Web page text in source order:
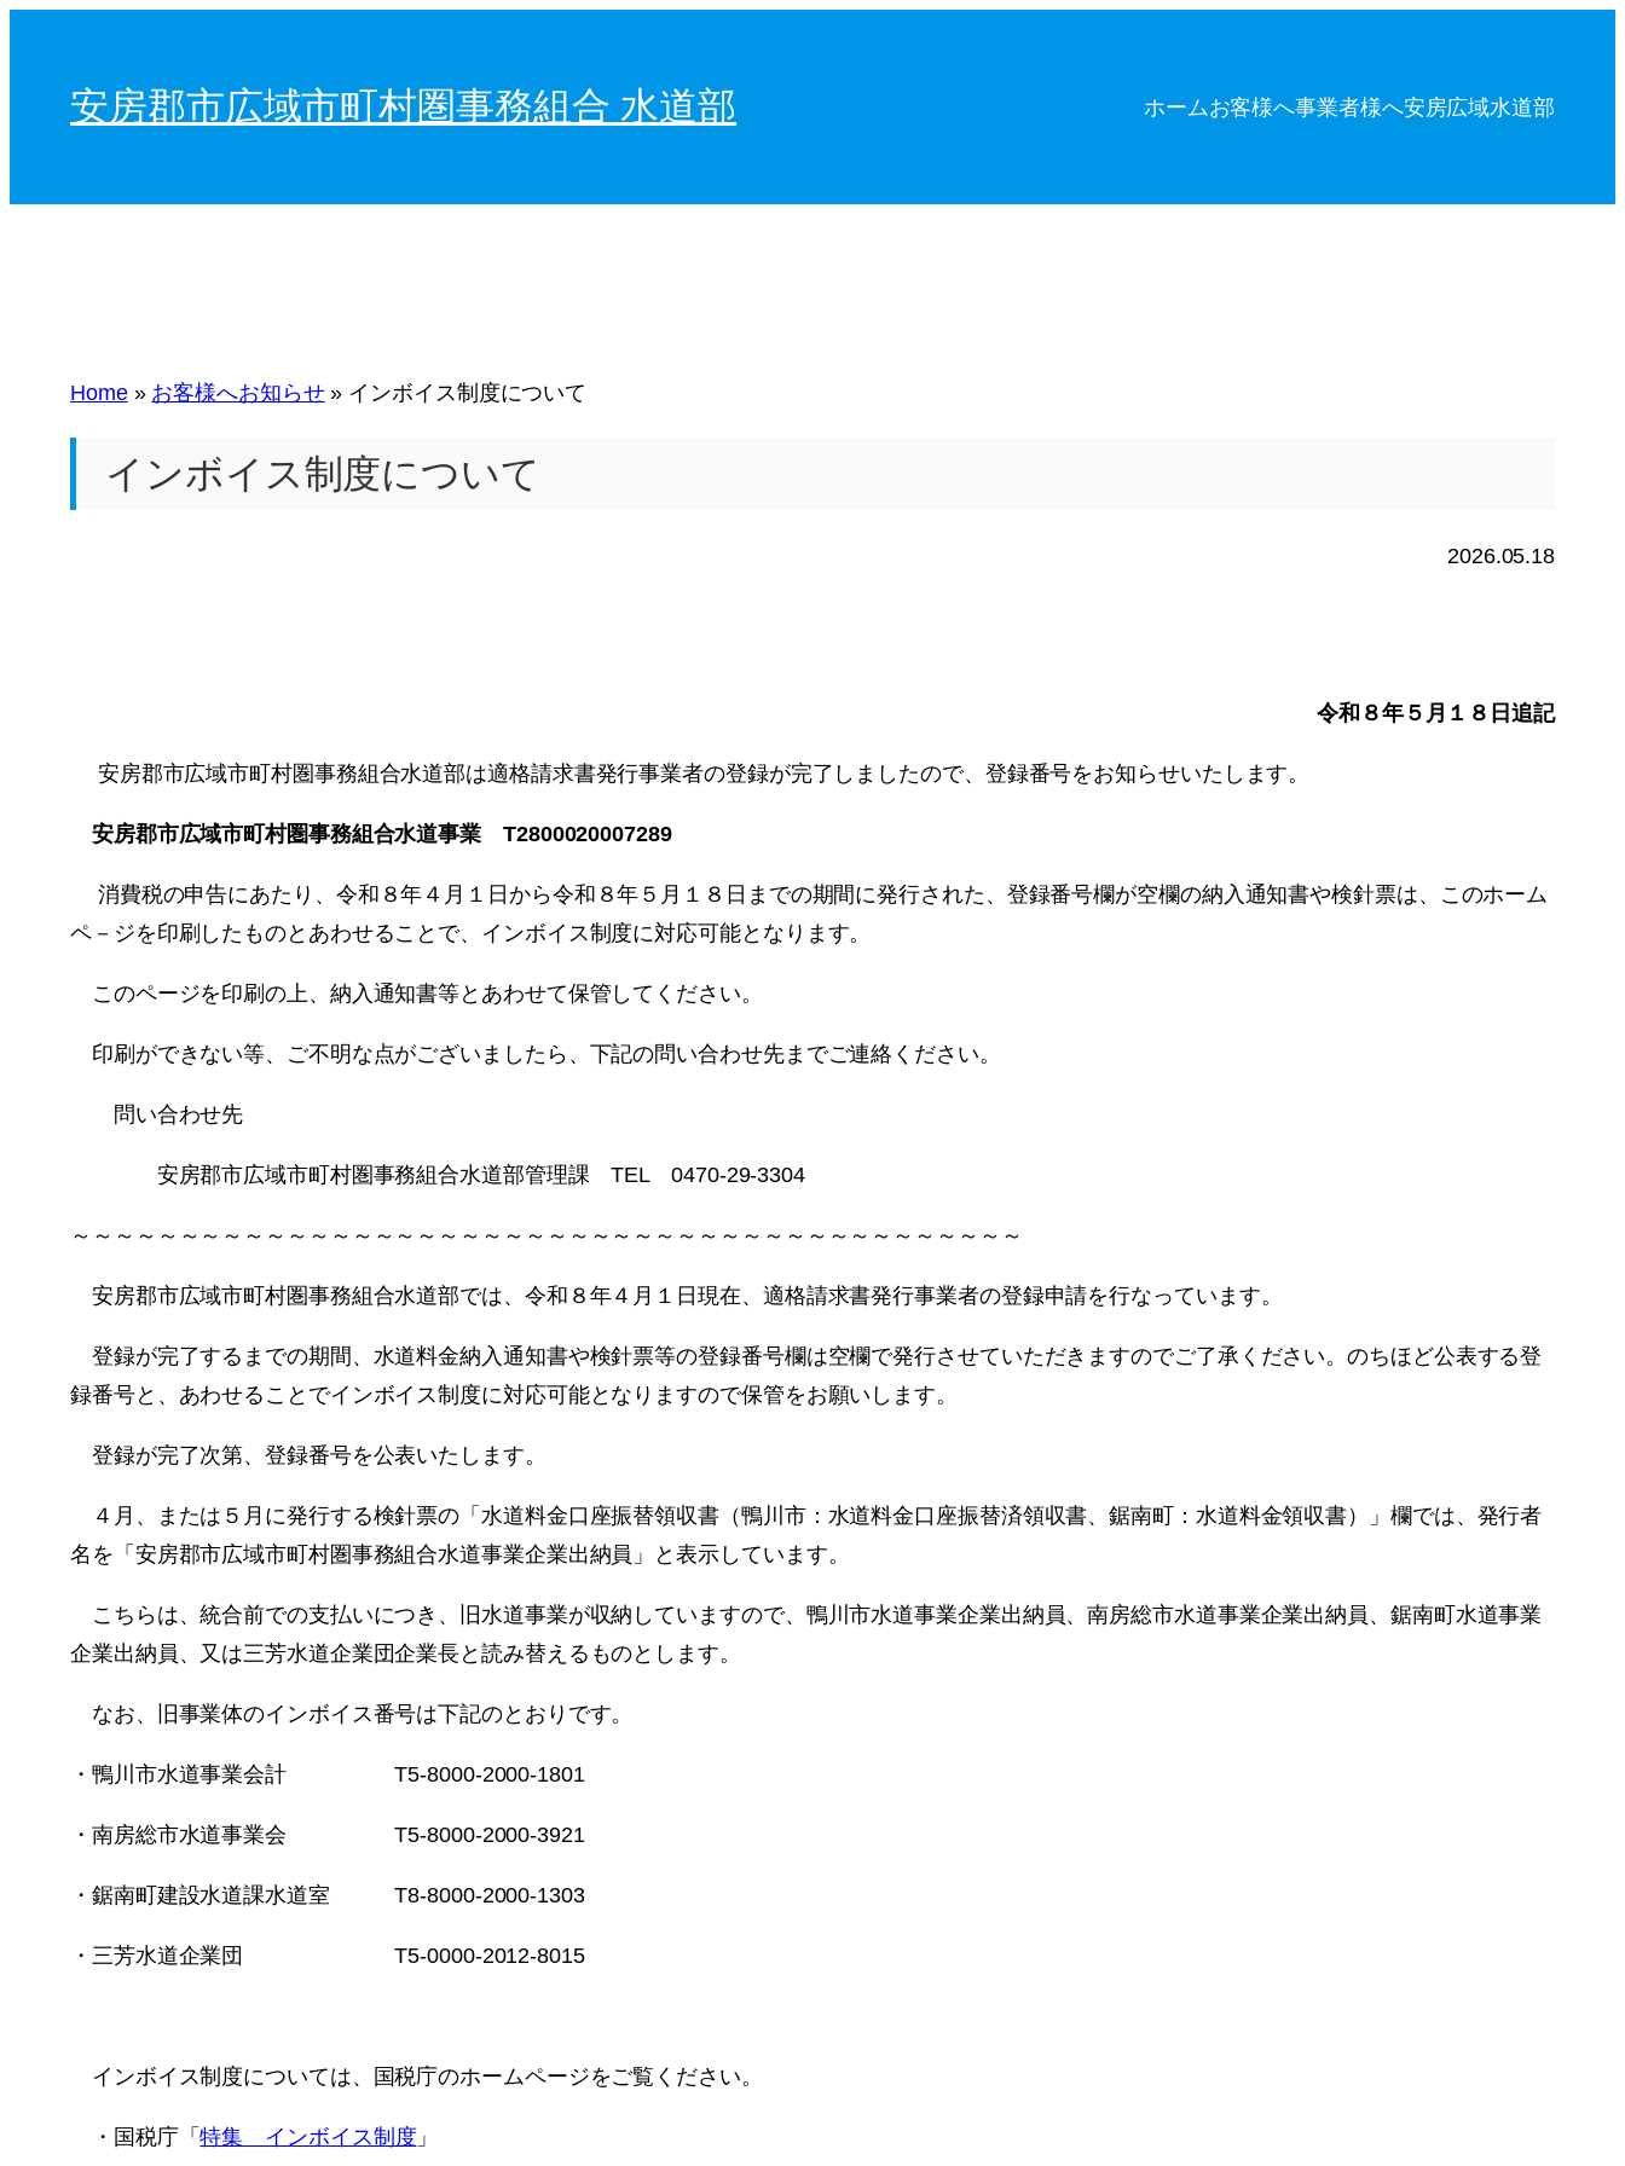
安房郡市広域市町村圏事務組合 水道部 ホームお客様へ事業者様へ安房広域水道部
Home » お客様へお知らせ » インボイス制度について
インボイス制度について
2026.05.18
令和８年５月１８日追記
安房郡市広域市町村圏事務組合水道部は適格請求書発行事業者の登録が完了しましたので、登録番号をお知らせいたします。
安房郡市広域市町村圏事務組合水道事業 T2800020007289
消費税の申告にあたり、令和８年４月１日から令和８年５月１８日までの期間に発行された、登録番号欄が空欄の納入通知書や検針票は、このホーム
ペ－ジを印刷したものとあわせることで、インボイス制度に対応可能となります。
このページを印刷の上、納入通知書等とあわせて保管してください。
印刷ができない等、ご不明な点がございましたら、下記の問い合わせ先までご連絡ください。
問い合わせ先
安房郡市広域市町村圏事務組合水道部管理課 TEL 0470-29-3304
～～～～～～～～～～～～～～～～～～～～～～～～～～～～～～～～～～～～～～～～～～～～
安房郡市広域市町村圏事務組合水道部では、令和８年４月１日現在、適格請求書発行事業者の登録申請を行なっています。
登録が完了するまでの期間、水道料金納入通知書や検針票等の登録番号欄は空欄で発行させていただきますのでご了承ください。のちほど公表する登
録番号と、あわせることでインボイス制度に対応可能となりますので保管をお願いします。
登録が完了次第、登録番号を公表いたします。
４月、または５月に発行する検針票の「水道料金口座振替領収書（鴨川市：水道料金口座振替済領収書、鋸南町：水道料金領収書）」欄では、発行者
名を「安房郡市広域市町村圏事務組合水道事業企業出納員」と表示しています。
こちらは、統合前での支払いにつき、旧水道事業が収納していますので、鴨川市水道事業企業出納員、南房総市水道事業企業出納員、鋸南町水道事業
企業出納員、又は三芳水道企業団企業長と読み替えるものとします。
なお、旧事業体のインボイス番号は下記のとおりです。
・鴨川市水道事業会計 T5-8000-2000-1801
・南房総市水道事業会 T5-8000-2000-3921
・鋸南町建設水道課水道室 T8-8000-2000-1303
・三芳水道企業団 T5-0000-2012-8015
インボイス制度については、国税庁のホームページをご覧ください。
・国税庁「特集 インボイス制度 」